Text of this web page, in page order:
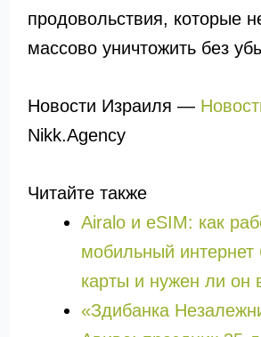
продовольствия, которые
массово уничтожить без
Новости Израиля —
Nikk.Agency
Читайте также
Airalo и eSIM: как
мобильный интернет
карты и нужен ли он
«Здибанка